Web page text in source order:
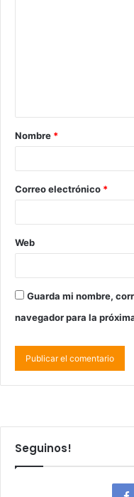
Nombre *
Correo electrónico *
Web
Guarda mi nombre,
navegador para la
Seguinos!